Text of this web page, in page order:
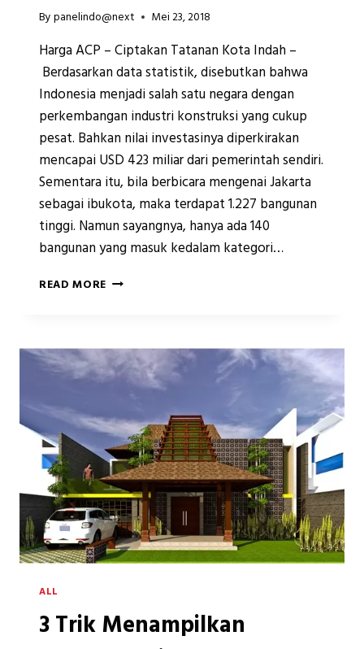
Bypanelindo@next Mei 23, 2018
Harga ACP – Ciptakan Tatanan Kota Indah –
Berdasarkan data statistik, disebutkan bahwa
Indonesia menjadi salah satu negara dengan
perkembangan industri konstruksi yang cukup
pesat. Bahkan nilai investasinya diperkirakan
mencapai USD 423 miliar dari pemerintah sendiri.
Sementara itu, bila berbicara mengenai Jakarta
sebagai ibukota, maka terdapat 1.227 bangunan
tinggi. Namun sayangnya, hanya ada 140
bangunan yang masuk kedalam kategori…
READ MORE FASAD
TATANAN
KOTA
YANG
AMAN
DAN
INDAH
ALL
3 Trik Menampilkan